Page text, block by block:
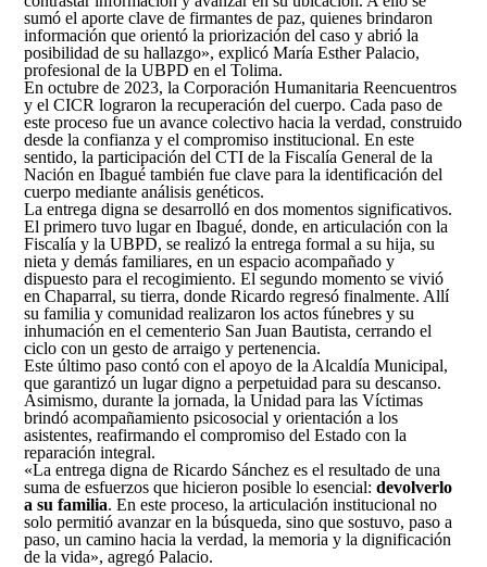
sumó el aporte clave de firmantes de paz, quienes brindaron
información que orientó la priorización del caso y abrió la
posibilidad de su hallazgo», explicó María Esther Palacio,
profesional de la UBPD en el Tolima.
En octubre de 2023, la Corporación Humanitaria Reencuentros
y el CICR lograron la recuperación del cuerpo. Cada paso de
este proceso fue un avance colectivo hacia la verdad, construido
desde la confianza y el compromiso institucional. En este
sentido, la participación del CTI de la Fiscalía General de la
Nación en Ibagué también fue clave para la identificación del
cuerpo mediante análisis genéticos.
La entrega digna se desarrolló en dos momentos significativos.
El primero tuvo lugar en Ibagué, donde, en articulación con la
Fiscalía y la UBPD, se realizó la entrega formal a su hija, su
nieta y demás familiares, en un espacio acompañado y
dispuesto para el recogimiento. El segundo momento se vivió
en Chaparral, su tierra, donde Ricardo regresó finalmente. Allí
su familia y comunidad realizaron los actos fúnebres y su
inhumación en el cementerio San Juan Bautista, cerrando el
ciclo con un gesto de arraigo y pertenencia.
Este último paso contó con el apoyo de la Alcaldía Municipal,
que garantizó un lugar digno a perpetuidad para su descanso.
Asimismo, durante la jornada, la Unidad para las Víctimas
brindó acompañamiento psicosocial y orientación a los
asistentes, reafirmando el compromiso del Estado con la
reparación integral.
«La entrega digna de Ricardo Sánchez es el resultado de una
suma de esfuerzos que hicieron posible lo esencial:devolverlo
a su familia. En este proceso, la articulación institucional no
solo permitió avanzar en la búsqueda, sino que sostuvo, paso a
paso, un camino hacia la verdad, la memoria y la dignificación
de la vida», agregó Palacio.